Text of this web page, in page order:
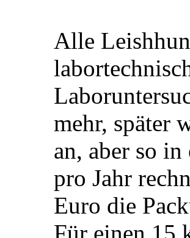
Alle
mehr, später
an, aber so
pro Jahr
Euro die